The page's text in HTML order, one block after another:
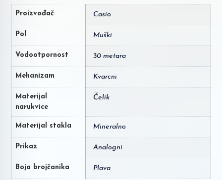
Proizvođač Casio
Pol Muški
Vodootpornost 30 metara
Mehanizam Kvarcni
Materijal
narukvice
Čelik
Materijal stakla Mineralno
Prikaz Analogni
Boja brojčanika Plava